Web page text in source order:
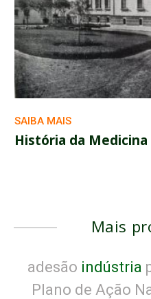
SAIBA MAIS
História da
Mais
adesão indústria
Plano de Ação